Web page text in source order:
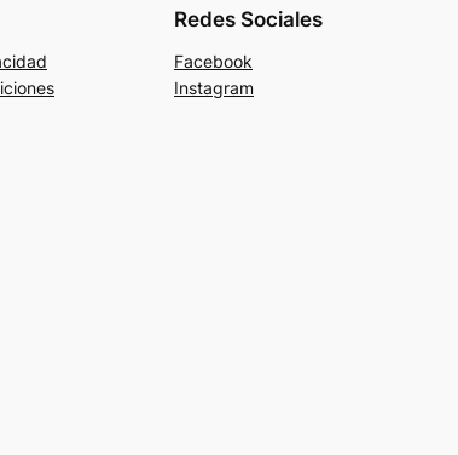
Redes Sociales
Facebook
Instagram